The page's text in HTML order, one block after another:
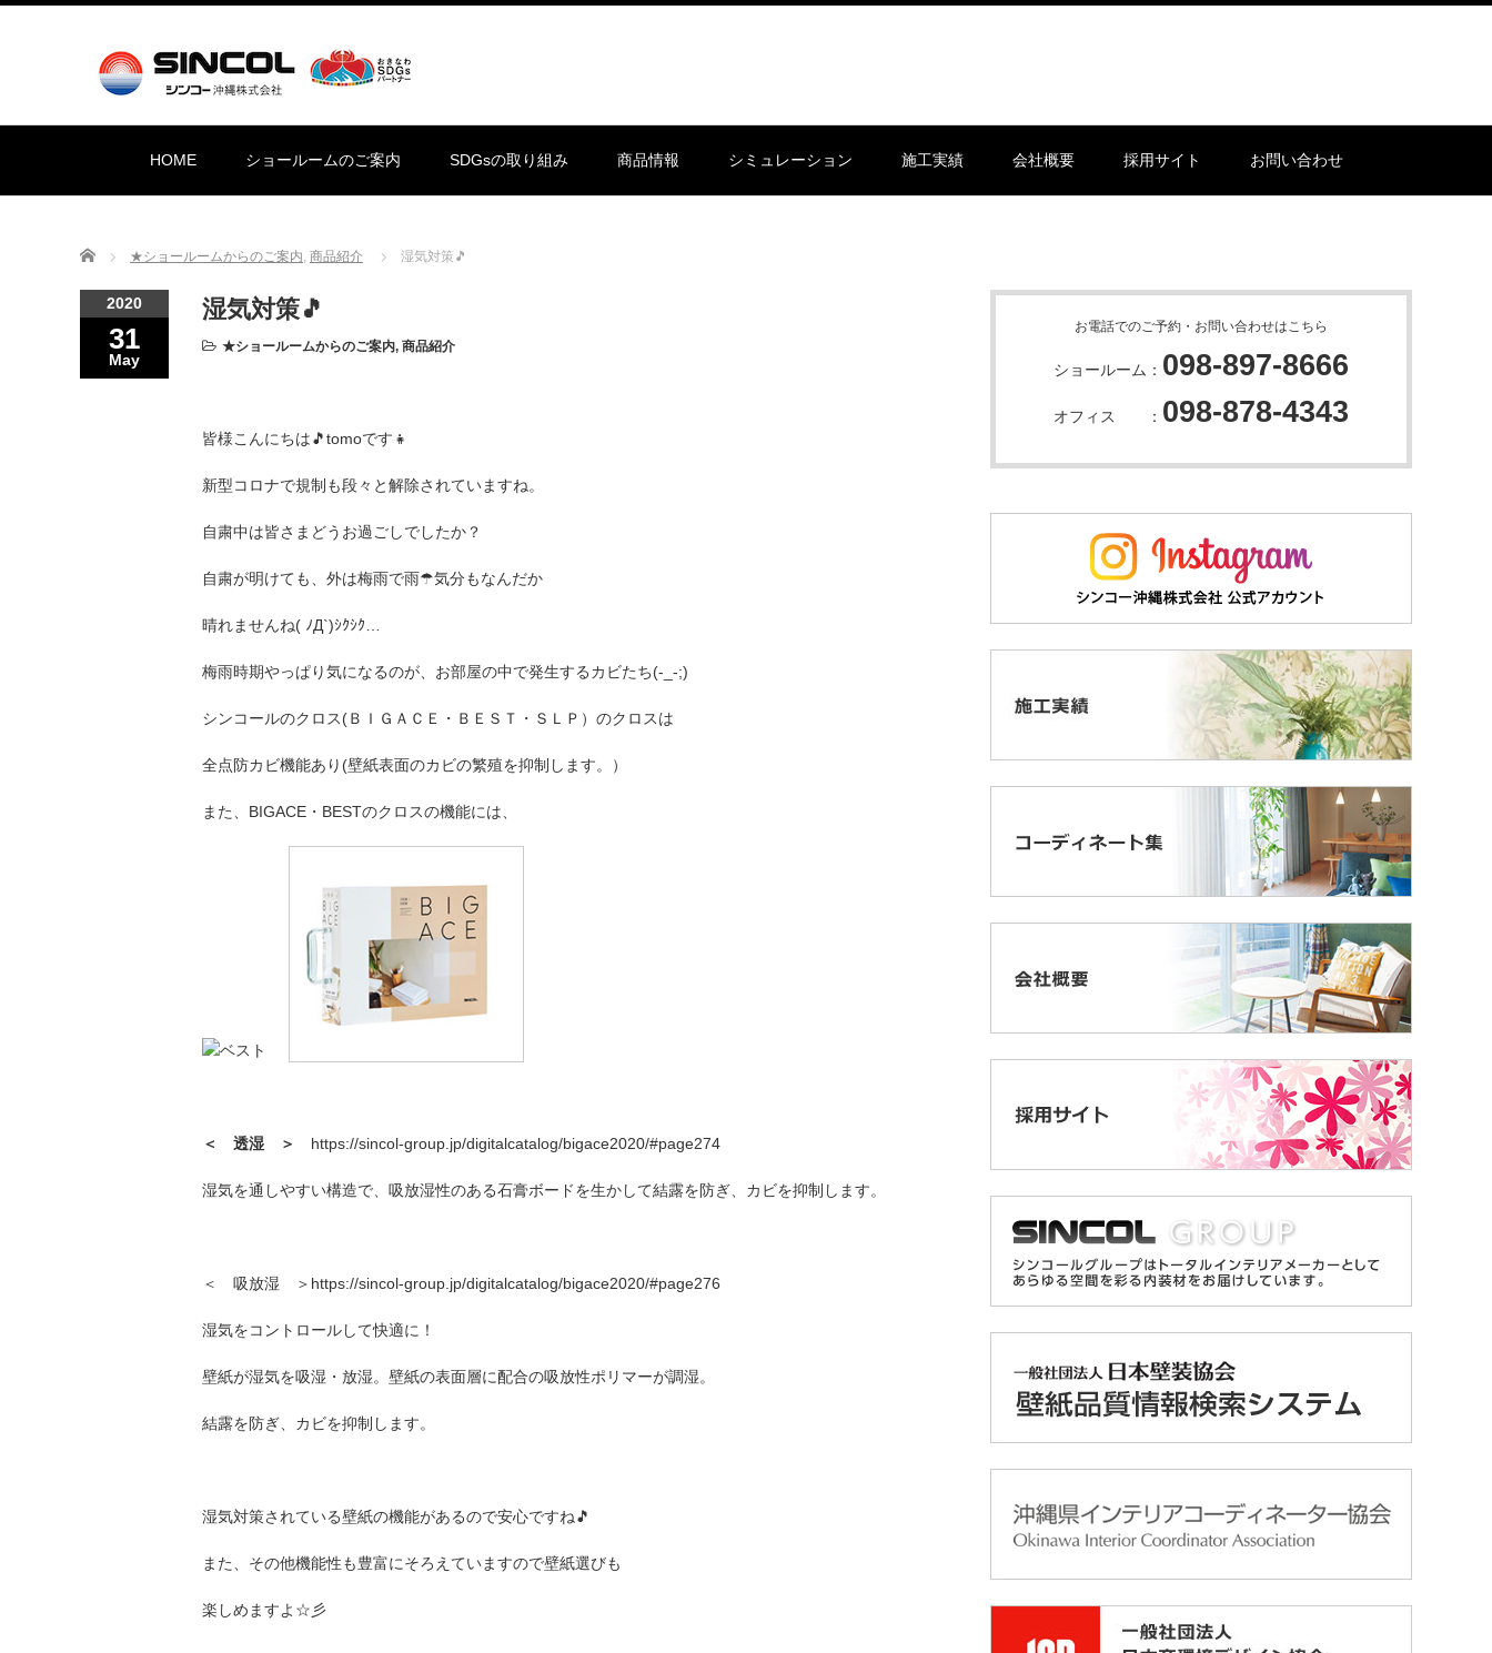
HOME ショールームのご案内 SDGsの取り組み 商品情報 シミュレーション 施工実績 会社概要 採用サイト お問い合わせ
Home ★ショールームからのご案内, 商品紹介 湿気対策🎵
2020
31
May
湿気対策🎵
★ショールームからのご案内, 商品紹介
皆様こんにちは🎵tomoです👧
新型コロナで規制も段々と解除されていますね。
自粛中は皆さまどうお過ごしでしたか？
自粛が明けても、外は梅雨で雨☂気分もなんだか
晴れませんね( ﾉД`)ｼｸｼｸ…
梅雨時期やっぱり気になるのが、お部屋の中で発生するカビたち(-_-;)
シンコールのクロス(ＢＩＧＡＣＥ・ＢＥＳＴ・ＳＬＰ）のクロスは
全点防カビ機能あり(壁紙表面のカビの繁殖を抑制します。）
また、BIGACE・BESTのクロスの機能には、
＜ 透湿 ＞ https://sincol-group.jp/digitalcatalog/bigace2020/#page274
湿気を通しやすい構造で、吸放湿性のある石膏ボードを生かして結露を防ぎ、カビを抑制します。
＜ 吸放湿 ＞https://sincol-group.jp/digitalcatalog/bigace2020/#page276
湿気をコントロールして快適に！
壁紙が湿気を吸湿・放湿。壁紙の表面層に配合の吸放性ポリマーが調湿。
結露を防ぎ、カビを抑制します。
湿気対策されている壁紙の機能があるので安心ですね🎵
また、その他機能性も豊富にそろえていますので壁紙選びも
楽しめますよ☆彡
お電話でのご予約・お問い合わせはこちら
ショールーム： 098-897-8666
オフィス ： 098-878-4343